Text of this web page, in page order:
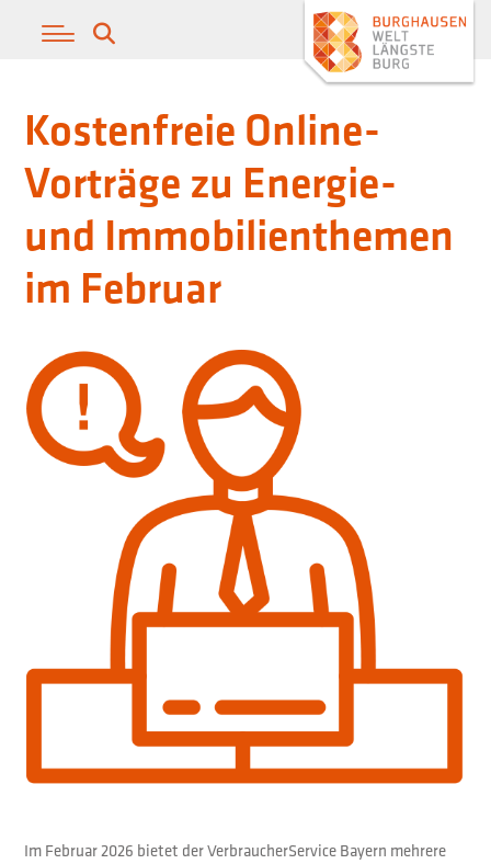
Kostenfreie Online-
Vorträge zu Energie-
und Immobilienthemen
im Februar
Im Februar 2026 bietet der VerbraucherService Bayern mehrere